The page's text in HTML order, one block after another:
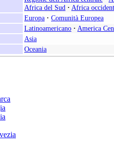
Africa del Sud · Africa
Europa · Comunità Europea
Latinoamericano · America
Asia
Oceania